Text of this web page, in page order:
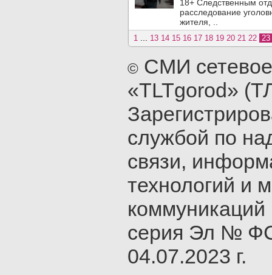
18+ Следственным
расследование
жителя, ..
1 13 14 15 16 17 18 19 20 21 22 23
© СМИ
«TLTgorod»
службой по
связи,
технологий и
серия Эл №
04.07.2023 г.